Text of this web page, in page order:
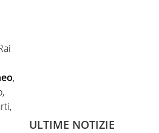
,
ULTIME NOTIZIE